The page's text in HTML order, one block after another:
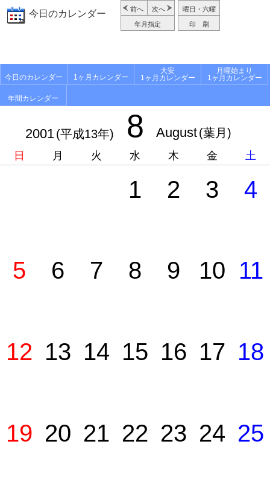
今日のカレンダー 前へ 次へ
年月指定
曜日・六曜
印 刷
今日のカレンダー 1ヶ月カレンダー
大安
1ヶ月カレンダー
月曜始まり
1ヶ月カレンダー
年間カレンダー
2001(平成13年) 8 August(葉月)
日 月 火 水 木 金 土
1 2 3 4
5 6 7 8 9 10 11
12 13 14 15 16 17 18
19 20 21 22 23 24 25